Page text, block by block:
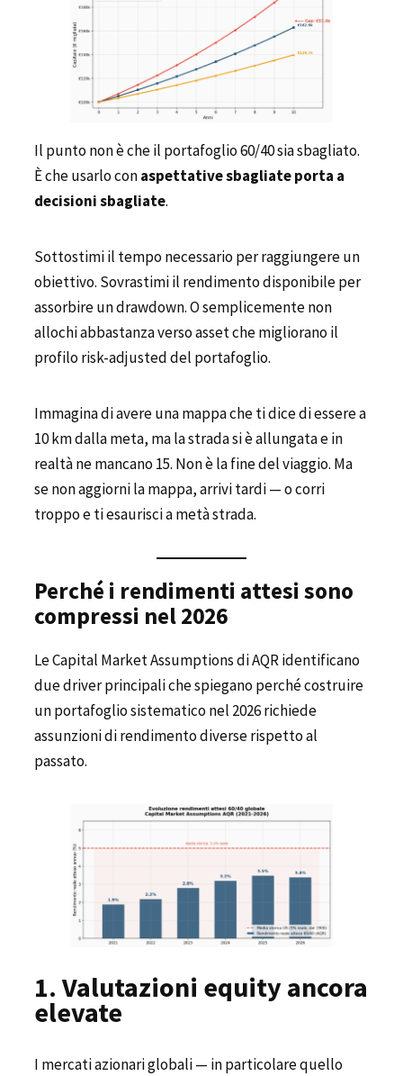
Il punto non è che il portafoglio 60/40 sia sbagliato.
È che usarlo conaspettative sbagliate porta a
decisioni sbagliate.
Sottostimi il tempo necessario per raggiungere un
obiettivo. Sovrastimi il rendimento disponibile per
assorbire un drawdown. O semplicemente non
allochi abbastanza verso asset che migliorano il
profilo risk-adjusted del portafoglio.
Immagina di avere una mappa che ti dice di essere a
10 km dalla meta, ma la strada si è allungata e in
realtà ne mancano 15. Non è la fine del viaggio. Ma
se non aggiorni la mappa, arrivi tardi — o corri
troppo e ti esaurisci a metà strada.
Perché i rendimenti attesi sono
compressi nel 2026
Le Capital Market Assumptions di AQR identificano
due driver principali che spiegano perché costruire
un portafoglio sistematico nel 2026 richiede
assunzioni di rendimento diverse rispetto al
passato.
1. Valutazioni equity ancora
elevate
I mercati azionari globali — in particolare quello